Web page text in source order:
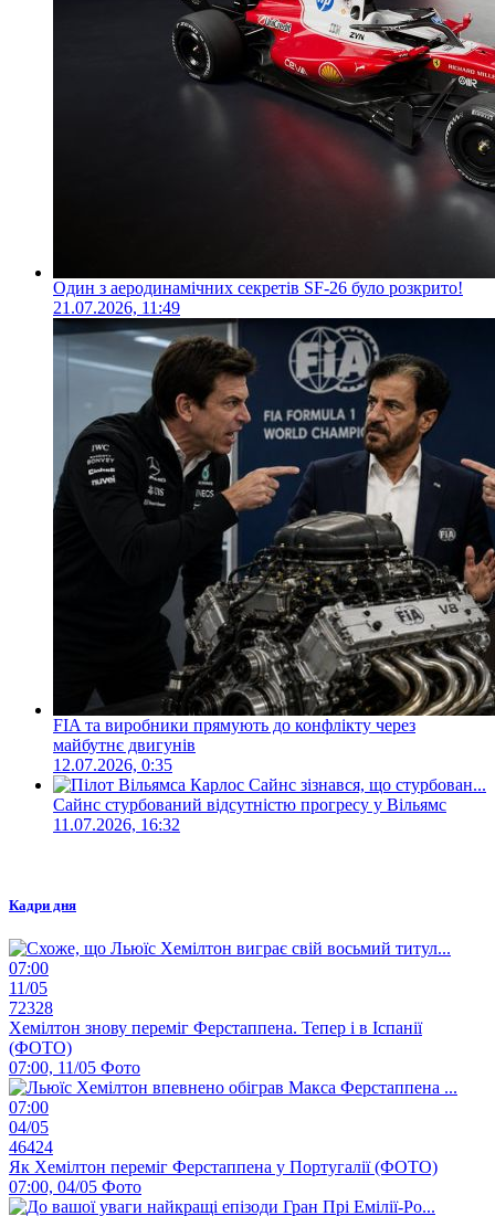
Один з аеродинамічних секретів SF-26 було розкрито!
21.07.2026, 11:49
FIA та виробники прямують до конфлікту через
майбутнє двигунів
12.07.2026, 0:35
Сайнс стурбований відсутністю прогресу у Вільямс
11.07.2026, 16:32
Кадри дня
07:00
11/05
72328
Хемілтон знову переміг Ферстаппена. Тепер і в Іспанії
(ФОТО)
07:00, 11/05 Фото
07:00
04/05
46424
Як Хемілтон переміг Ферстаппена у Португалії (ФОТО)
07:00, 04/05 Фото